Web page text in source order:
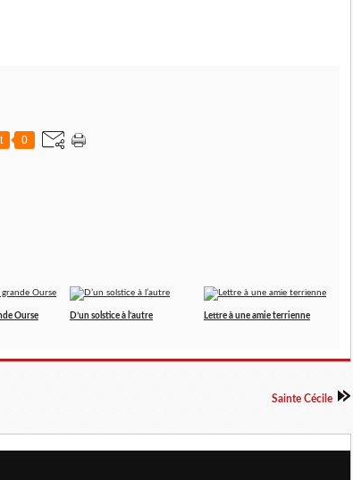
0
Ourse D’un solstice à l’autre Lettre à une amie terrienne
Sainte Cécile